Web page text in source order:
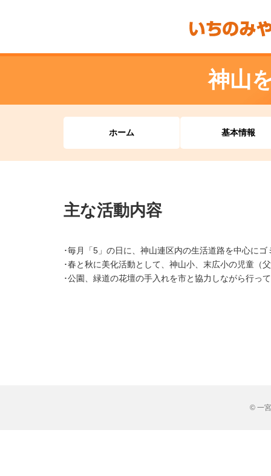
神山
ホーム 基本情報
主な活動内容
･毎月「5」の日に、神山連区内の生活道路を中心に
･春と秋に美化活動として、神山小、末広小の児童（
･公園、緑道の花壇の手入れを市と協力しながら行っ
© 一